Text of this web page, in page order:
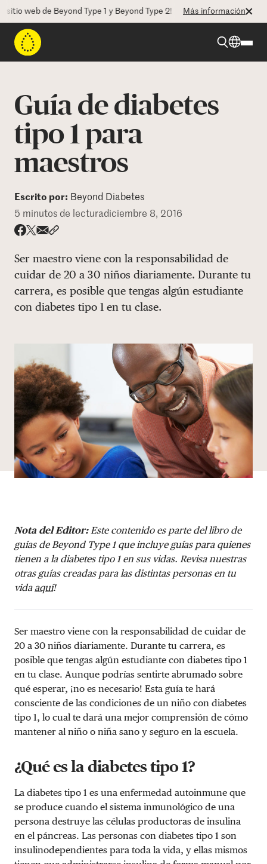
web de Beyond Type 1 y Beyond Type 2! La CEO Deborah Dugan nos
Más información
Recursos
Programas
Quienes somos
Guía de diabetes
tipo 1 para
maestros
Escrito por: Beyond Diabetes
5 minutos de lecturadiciembre 8, 2016
Ser maestro viene con la responsabilidad de
cuidar de 20 a 30 niños diariamente. Durante tu
carrera, es posible que tengas algún estudiante
con diabetes tipo 1 en tu clase.
Nota del Editor:Este contenido es parte del libro de
guías de Beyond Type 1 que incluye guías para quienes
tienen a la diabetes tipo 1 en sus vidas. Revisa nuestras
otras guías creadas para las distintas personas en tu
vida aquí!
Ser maestro viene con la responsabilidad de cuidar de
20 a 30 niños diariamente. Durante tu carrera, es
posible que tengas algún estudiante con diabetes tipo 1
en tu clase. Aunque podrías sentirte abrumado sobre
qué esperar, ¡no es necesario! Esta guía te hará
consciente de las condiciones de un niño con diabetes
tipo 1, lo cual te dará una mejor comprensión de cómo
mantener al niño o niña sano y seguro en la escuela.
¿Qué es la diabetes tipo 1?
La diabetes tipo 1 es una enfermedad autoinmune que
se produce cuando el sistema inmunológico de una
persona destruye las células productoras de insulina
en el páncreas. Las personas con diabetes tipo 1 son
insulinodependientes para toda la vida, y ellas mismos